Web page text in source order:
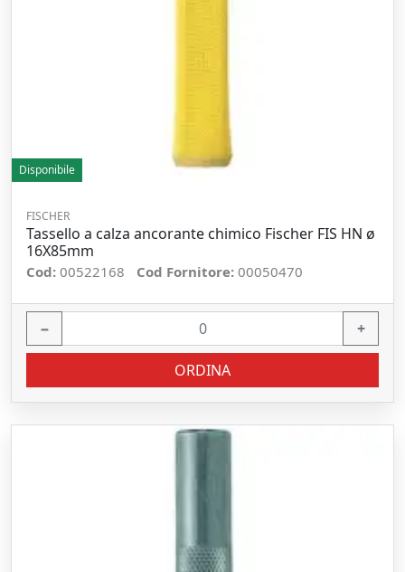
Disponibile
FISCHER
Tassello a calza ancorante chimico Fischer FIS HN ø
16X85mm
Cod: 00522168 Cod Fornitore: 00050470
− +
ORDINA